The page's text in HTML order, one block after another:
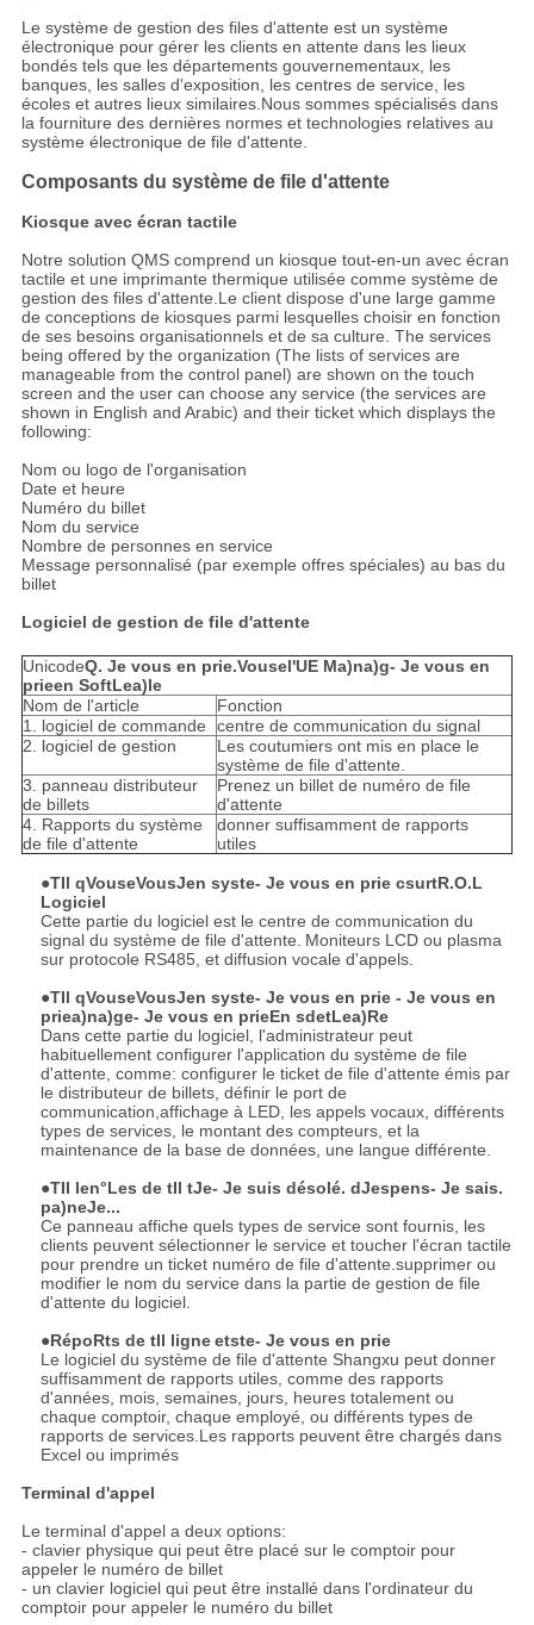
Le système de gestion des files d'attente est un système
électronique pour gérer les clients en attente dans les lieux
bondés tels que les départements gouvernementaux, les
banques, les salles d'exposition, les centres de service, les
écoles et autres lieux similaires.Nous sommes spécialisés dans
la fourniture des dernières normes et technologies relatives au
système électronique de file d'attente.
Composants du système de file d'attente
Kiosque avec écran tactile
Notre solution QMS comprend un kiosque tout-en-un avec écran
tactile et une imprimante thermique utilisée comme système de
gestion des files d'attente.Le client dispose d'une large gamme
de conceptions de kiosques parmi lesquelles choisir en fonction
de ses besoins organisationnels et de sa culture. The services
being offered by the organization (The lists of services are
manageable from the control panel) are shown on the touch
screen and the user can choose any service (the services are
shown in English and Arabic) and their ticket which displays the
following:
Nom ou logo de l'organisation
Date et heure
Numéro du billet
Nom du service
Nombre de personnes en service
Message personnalisé (par exemple offres spéciales) au bas du
billet
Logiciel de gestion de file d'attente
UnicodeQ. Je vous en prie.Vousel'UE Ma)na)g- Je vous en
prieen SoftLea)le
Nom de l'article
Fonction
1. logiciel de commande
centre de communication du signal
2. logiciel de gestion
Les coutumiers ont mis en place le
système de file d'attente.
3. panneau distributeur
de billets
Prenez un billet de numéro de file
d'attente
4. Rapports du système
de file d'attente
donner suffisamment de rapports
utiles
●TIl qVouseVousJen syste- Je vous en prie csurtR.O.L
Logiciel
Cette partie du logiciel est le centre de communication du
signal du système de file d'attente. Moniteurs LCD ou plasma
sur protocole RS485, et diffusion vocale d'appels.
●TIl qVouseVousJen syste- Je vous en prie - Je vous en
priea)na)ge- Je vous en prieEn sdetLea)Re
Dans cette partie du logiciel, l'administrateur peut
habituellement configurer l'application du système de file
d'attente, comme: configurer le ticket de file d'attente émis par
le distributeur de billets, définir le port de
communication,affichage à LED, les appels vocaux, différents
types de services, le montant des compteurs, et la
maintenance de la base de données, une langue différente.
●TIl len°Les de tIl tJe- Je suis désolé. dJespens- Je sais.
pa)neJe...
Ce panneau affiche quels types de service sont fournis, les
clients peuvent sélectionner le service et toucher l'écran tactile
pour prendre un ticket numéro de file d'attente.supprimer ou
modifier le nom du service dans la partie de gestion de file
d'attente du logiciel.
●RépoRts de tIl ligne etste- Je vous en prie
Le logiciel du système de file d'attente Shangxu peut donner
suffisamment de rapports utiles, comme des rapports
d'années, mois, semaines, jours, heures totalement ou
chaque comptoir, chaque employé, ou différents types de
rapports de services.Les rapports peuvent être chargés dans
Excel ou imprimés
Terminal d'appel
Le terminal d'appel a deux options:
- clavier physique qui peut être placé sur le comptoir pour
appeler le numéro de billet
- un clavier logiciel qui peut être installé dans l'ordinateur du
comptoir pour appeler le numéro du billet